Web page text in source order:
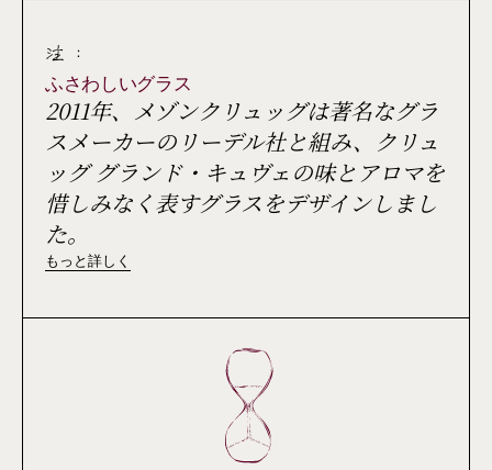
注 :
ふさわしいグラス
2011年、メゾンクリュッグは著名なグラ
スメーカーのリーデル社と組み、クリュ
ッグ グランド・キュヴェの味とアロマを
惜しみなく表すグラスをデザインしまし
た。
もっと詳しく